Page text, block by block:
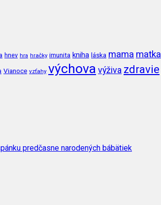
hnev hra hračky imunita kniha láska mama matka
Vianoce vzťahy výchova výživa zdravie
predčasne narodených bábätiek